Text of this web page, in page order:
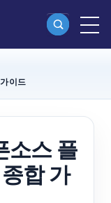
이드
소스 플
합 가